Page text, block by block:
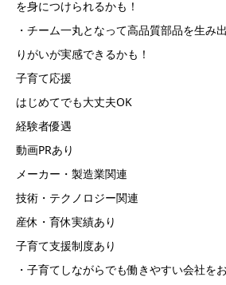
を身につけられるかも！
・チーム一丸となって高品質部品を生み
りがいが実感できるかも！
子育て応援
はじめてでも大丈夫OK
経験者優遇
動画PRあり
メーカー・製造業関連
技術・テクノロジー関連
産休・育休実績あり
子育て支援制度あり
・子育てしながらでも働きやすい会社を